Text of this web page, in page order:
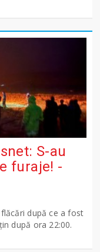
S-au
furaje! -
după ce a fost
după ora 22:00.